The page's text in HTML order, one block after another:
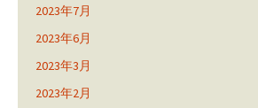
2023年7月
2023年6月
2023年3月
2023年2月